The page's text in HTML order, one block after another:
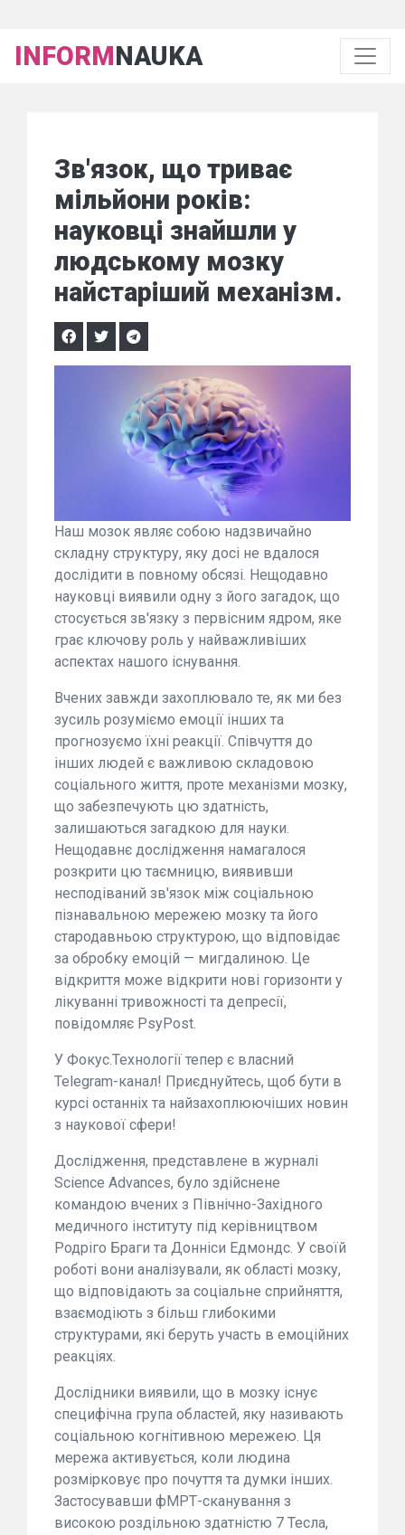
INFORMNAUKA
Зв'язок, що триває
мільйони років:
науковці знайшли у
людському мозку
найстаріший механізм.
Наш мозок являє собою надзвичайно
складну структуру, яку досі не вдалося
дослідити в повному обсязі. Нещодавно
науковці виявили одну з його загадок, що
стосується зв'язку з первісним ядром, яке
грає ключову роль у найважливіших
аспектах нашого існування.
Вчених завжди захоплювало те, як ми без
зусиль розуміємо емоції інших та
прогнозуємо їхні реакції. Співчуття до
інших людей є важливою складовою
соціального життя, проте механізми мозку,
що забезпечують цю здатність,
залишаються загадкою для науки.
Нещодавнє дослідження намагалося
розкрити цю таємницю, виявивши
несподіваний зв'язок між соціальною
пізнавальною мережею мозку та його
стародавньою структурою, що відповідає
за обробку емоцій — мигдалиною. Це
відкриття може відкрити нові горизонти у
лікуванні тривожності та депресії,
повідомляє PsyPost.
У Фокус.Технології тепер є власний
Telegram-канал! Приєднуйтесь, щоб бути в
курсі останніх та найзахоплюючіших новин
з наукової сфери!
Дослідження, представлене в журналі
Science Advances, було здійснене
командою вчених з Північно-Західного
медичного інституту під керівництвом
Родріго Браги та Донніси Едмондс. У своїй
роботі вони аналізували, як області мозку,
що відповідають за соціальне сприйняття,
взаємодіють з більш глибокими
структурами, які беруть участь в емоційних
реакціях.
Дослідники виявили, що в мозку існує
специфічна група областей, яку називають
соціальною когнітивною мережею. Ця
мережа активується, коли людина
розмірковує про почуття та думки інших.
Застосувавши фМРТ-сканування з
високою роздільною здатністю 7 Тесла,